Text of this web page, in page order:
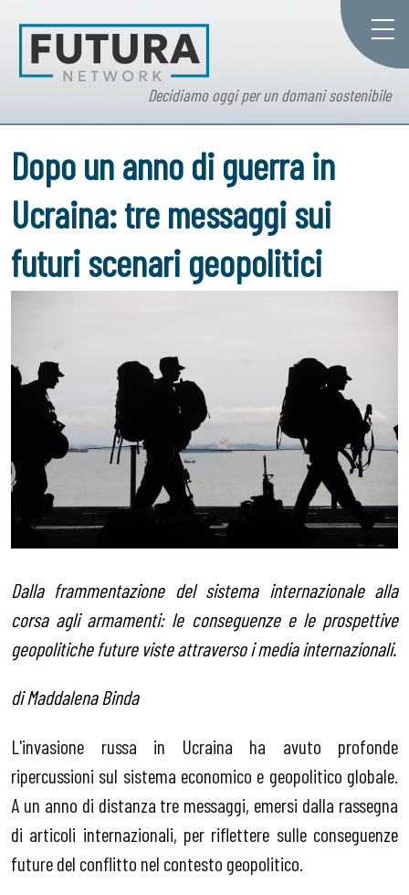
Decidiamo oggi per un domani sostenibile
Dopo un anno di guerra in
Ucraina: tre messaggi sui
futuri scenari geopolitici
Dalla frammentazione del sistema internazionale alla
corsa agli armamenti: le conseguenze e le prospettive
geopolitiche future viste attraverso i media internazionali.
di Maddalena Binda
L'invasione russa in Ucraina ha avuto profonde
ripercussioni sul sistema economico e geopolitico globale.
A un anno di distanza tre messaggi, emersi dalla rassegna
di articoli internazionali, per riflettere sulle conseguenze
future del conflitto nel contesto geopolitico.